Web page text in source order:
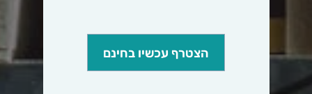
הצטרף עכשיו בחינם